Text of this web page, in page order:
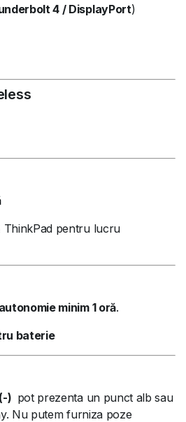
4 / DisplayPort)
ThinkPad pentru lucru
autonomie minim 1 oră.
baterie
) pot prezenta un punct alb sau
Nu putem furniza poze